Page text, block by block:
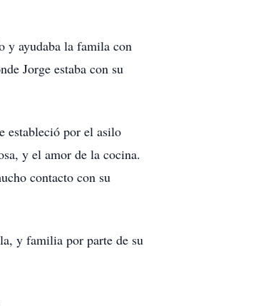
y ayudaba la famila con
Jorge estaba con su
estableció por el asilo
y el amor de la cocina.
contacto con su
y familia por parte de su